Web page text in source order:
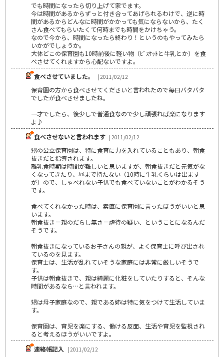
でも時間になったら切り上げて家でます。
今は時間があるからずっと付き合ってあげられるわけで、逆に時
間があるからどんなに時間がかかっても気にならないから、たく
さん食べてもらいたくて何時までも時間をかけちゃう。
なので今から、時間になったら終わり！というのもやってみたら
いかがでしょうか。
大体どこの保育園も10時前後に軽い物（ﾋﾞｽｹｯﾄと牛乳とか）を食
べさせてくれますから心配ないですよ。
食べさせていました。
| 2011/02/12
保育園の方から食べさせてくださいと言われたので毎日バタバタ
でしたが食べさせましたね。
一才でしたら、後少しで普通食なので少し頑張れば楽になります
よ♪
食べさせないと言われます | 2011/02/12
甥の公立保育園は、特に食育に力を入れていることもあり、朝食
抜きだと指導されます。
離乳食時期は時間が難しいと思いますが、朝食抜きだと元気がな
くなってきたり、昼まで持たない（10時に牛乳くらいは出ます
が）ので、しゃべれない子供でも食べていないことがわかるそう
です。
食べてくれなかった時は、素直に保育園に言ったほうがいいと思
います。
朝食抜き＝親のだらし無さ＝虐待の疑い、ということになるんだ
そうです。
朝食抜きになっているお子さんの親が、よく保育士に呼び出され
ているのを見ます。
保育士は、生活が乱れていそうな家庭には非常に厳しいそうで
す。
子供は朝食抜きで、親は綺麗に化粧をしていたりすると、そんな
時間があるなら…と言われます。
甥は母子家庭なので、親である姉は特に気をつけて生活していま
す。
保育園は、育児を楽にする、働ける反面、生活や育児を監視され
ると考えるほうがいいですよ。
連絡帳記入
| 2011/02/12